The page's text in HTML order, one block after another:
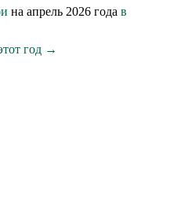
на апрель 2026 года в
год →